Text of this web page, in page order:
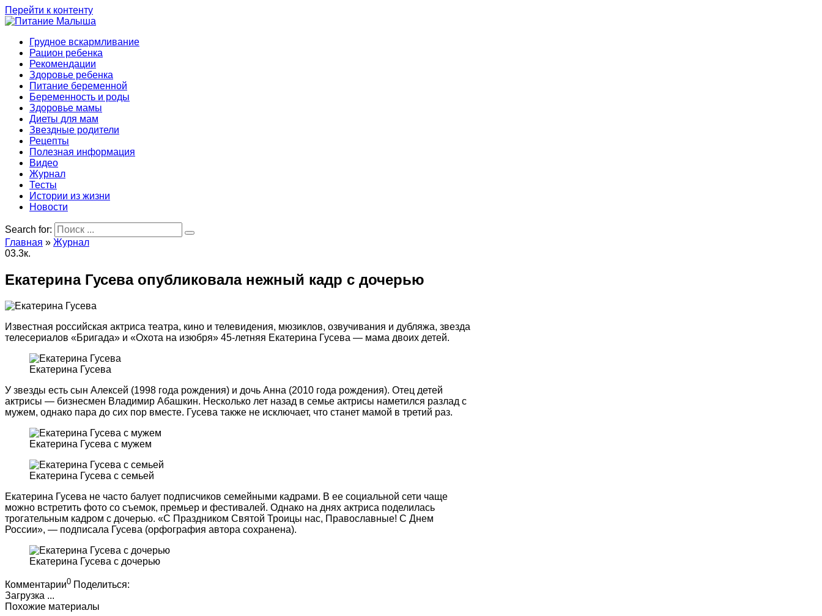
Перейти к контенту
Грудное вскармливание
Рацион ребенка
Рекомендации
Здоровье ребенка
Питание беременной
Беременность и роды
Здоровье мамы
Диеты для мам
Звездные родители
Рецепты
Полезная информация
Видео
Журнал
Тесты
Истории из жизни
Новости
Search for:
Главная » Журнал
03.3к.
Екатерина Гусева опубликовала нежный кадр с дочерью
Известная российская актриса театра, кино и телевидения, мюзиклов, озвучивания и дубляжа, звезда
телесериалов «Бригада» и «Охота на изюбря» 45-летняя Екатерина Гусева — мама двоих детей.
Екатерина Гусева
У звезды есть сын Алексей (1998 года рождения) и дочь Анна (2010 года рождения). Отец детей
актрисы — бизнесмен Владимир Абашкин. Несколько лет назад в семье актрисы наметился разлад с
мужем, однако пара до сих пор вместе. Гусева также не исключает, что станет мамой в третий раз.
Екатерина Гусева с мужем
Екатерина Гусева с семьей
Екатерина Гусева не часто балует подписчиков семейными кадрами. В ее социальной сети чаще
можно встретить фото со съемок, премьер и фестивалей. Однако на днях актриса поделилась
трогательным кадром с дочерью. «С Праздником Святой Троицы нас, Православные! С Днем
России», — подписала Гусева (орфография автора сохранена).
Екатерина Гусева с дочерью
Комментарии0 Поделиться:
Загрузка ...
Похожие материалы